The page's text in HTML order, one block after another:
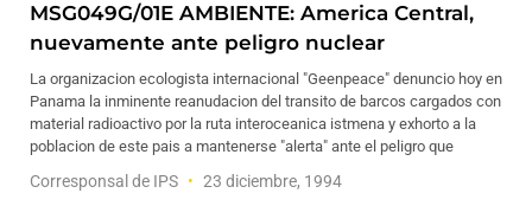
MSG049G/01E AMBIENTE: America Central,
nuevamente ante peligro nuclear
La organizacion ecologista internacional "Geenpeace" denuncio hoy en
Panama la inminente reanudacion del transito de barcos cargados con
material radioactivo por la ruta interoceanica istmena y exhorto a la
poblacion de este pais a mantenerse "alerta" ante el peligro que
Corresponsal de IPS 23 diciembre, 1994